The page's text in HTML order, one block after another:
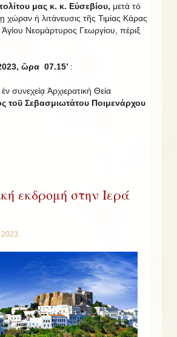
μας κ. κ. Εὐσεβίου, μετά τό
ἡ λιτάνευσις τῆς Τιμίας Κάρας
Ἁγίου Νεομάρτυρος Γεωργίου, πέριξ
ὥρα 07.15’ :
συνεχείᾳ Ἀρχιερατική Θεία
τοῦ Σεβασμιωτάτου Ποιμενάρχου
εκδρομή στην Ιερά
.